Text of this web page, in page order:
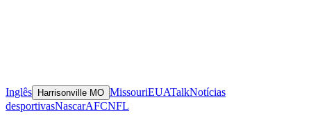
Inglês Harrisonville MO MissouriEUATalkNotícias
desportivasNascarAFCNFL